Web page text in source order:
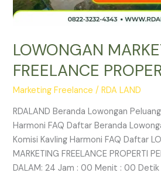
LOWONGAN
FREELANCE
Marketing Freelance /RDA LAND
RDALAND Beranda Lowongan
Harmoni FAQ Daftar Beranda
Komisi Kavling Harmoni FAQ Daftar
MARKETING FREELANCE PROPERTI
DALAM: 24 Jam : 00 Menit : 00 Detik